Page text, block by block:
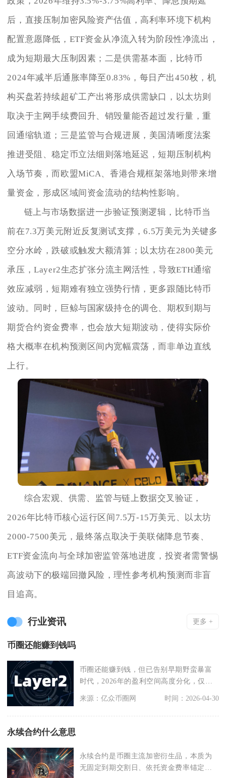
后，直接压制加密风险资产估值，高利率环境下机构
配置意愿降低，ETF资金从净流入转为阶段性净流出，
成为短期最大压制因素；二是供需基本面，比特币
2024年减半后通胀率降至0.83%，每日产出450枚，机
构买盘若持续超矿工产出将形成供需缺口，以太坊则
取决于主网手续费回升、销毁量能否超过发行量，重
回通缩轨道；三是监管与合规进展，美国清晰度法案
推进受阻、稳定币立法细则落地延迟，短期压制机构
入场节奏，而欧盟MiCA、香港合规框架落地则带来增
量资金，形成区域间资金流动的结构性影响。
链上与市场数据进一步验证预测逻辑，比特币当
前在7.3万美元附近反复测试支撑，6.5万美元为关键多
空分水岭，跌破或触发大额清算；以太坊在2800美元
承压，Layer2生态扩张分流主网活性，导致ETH通缩
效应减弱，短期难有独立强势行情，更多跟随比特币
波动。同时，巨鲸与国家级持仓的调仓、期权到期与
期货合约资金费率，也会放大短期波动，使得实际价
格大概率在机构预测区间内宽幅震荡，而非单边直线
上行。
综合宏观、供需、监管与链上数据交叉验证，
2026年比特币核心运行区间7.5万-15万美元、以太坊
2000-7500美元，最终落点取决于美联储降息节奏、
ETF资金流向与全球加密监管落地进度，投资者需警惕
高波动下的极端回撤风险，理性参考机构预测而非盲
目追高。
行业资讯 更多 +
币圈还能赚到钱吗
币圈还能赚到钱，但已告别早期野蛮暴富
时代，2026年的盈利空间高度分化，仅专
来源：亿众币圈网 时间：2026-04-30
永续合约什么意思
永续合约是币圈主流加密衍生品，本质为
无固定到期交割日、依托资金费率锚定现